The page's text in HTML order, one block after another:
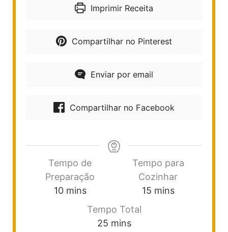
Imprimir Receita
Compartilhar no Pinterest
Enviar por email
Compartilhar no Facebook
Tempo de
Preparação
10 mins
Tempo para
Cozinhar
15 mins
Tempo Total
25 mins